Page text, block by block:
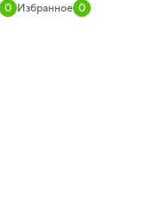
0 Избранное 0